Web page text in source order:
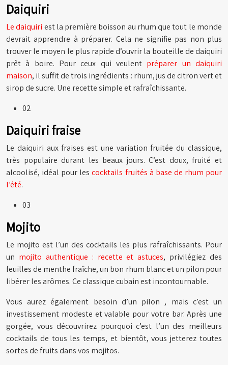
Daiquiri
Le daiquiri est la première boisson au rhum que tout le monde
devrait apprendre à préparer. Cela ne signifie pas non plus
trouver le moyen le plus rapide d’ouvrir la bouteille de daiquiri
prêt à boire. Pour ceux qui veulent préparer un daiquiri
maison, il suffit de trois ingrédients : rhum, jus de citron vert et
sirop de sucre. Une recette simple et rafraîchissante.
02
Daiquiri fraise
Le daiquiri aux fraises est une variation fruitée du classique,
très populaire durant les beaux jours. C’est doux, fruité et
alcoolisé, idéal pour lescocktails fruités à base de rhum pour
l’été.
03
Mojito
Le mojito est l’un des cocktails les plus rafraîchissants. Pour
un mojito authentique : recette et astuces, privilégiez des
feuilles de menthe fraîche, un bon rhum blanc et un pilon pour
libérer les arômes. Ce classique cubain est incontournable.
Vous aurez également besoin d’un pilon , mais c’est un
investissement modeste et valable pour votre bar. Après une
gorgée, vous découvrirez pourquoi c’est l’un des meilleurs
cocktails de tous les temps, et bientôt, vous jetterez toutes
sortes de fruits dans vos mojitos.